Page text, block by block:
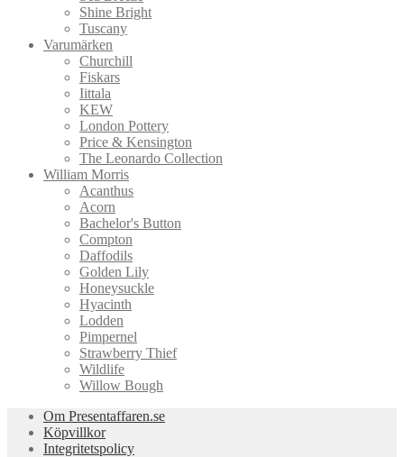
Shine Bright
Tuscany
Varumärken
Churchill
Fiskars
Iittala
KEW
London Pottery
Price & Kensington
The Leonardo Collection
William Morris
Acanthus
Acorn
Bachelor's Button
Compton
Daffodils
Golden Lily
Honeysuckle
Hyacinth
Lodden
Pimpernel
Strawberry Thief
Wildlife
Willow Bough
Om Presentaffaren.se
Köpvillkor
Integritetspolicy